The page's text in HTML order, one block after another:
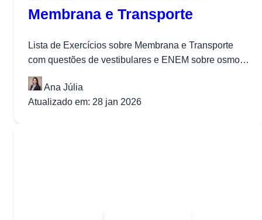
Membrana e Transporte
Lista de Exercícios sobre Membrana e Transporte
com questões de vestibulares e ENEM sobre osmose,
difusão e transporte celular. Membrana...
Ana Júlia
Atualizado em: 28 jan 2026